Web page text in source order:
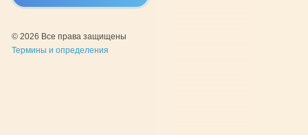
© 2026 Все права защищены
Термины и определения